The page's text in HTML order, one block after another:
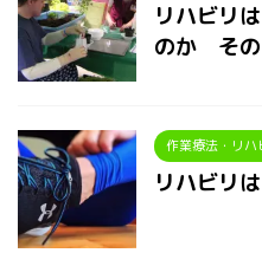
リハビリ
のか その
作業療法・リハ
リハビリ